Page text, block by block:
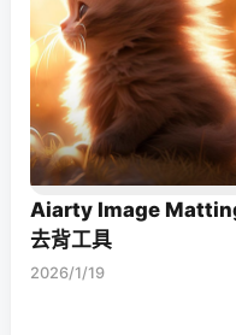
Aiarty Image
去背工具
2026/1/19